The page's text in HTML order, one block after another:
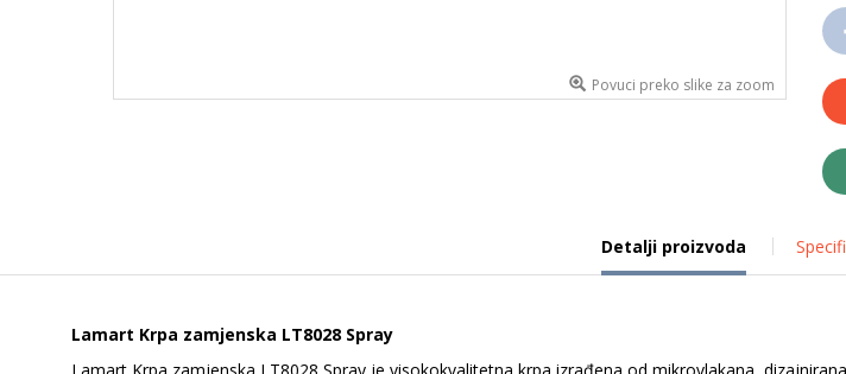
Povuci preko slike za zoom
Detalji proizvoda
Lamart Krpa zamjenska LT8028 Spray